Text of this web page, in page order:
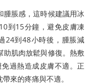
腫脹感，這時候建議用冰
到15分鐘，避免皮膚凍
24到48小時後，腫脹減
助肌肉放鬆與修復。熱敷
過熱造成皮膚不適。正
來的疼痛與不適。